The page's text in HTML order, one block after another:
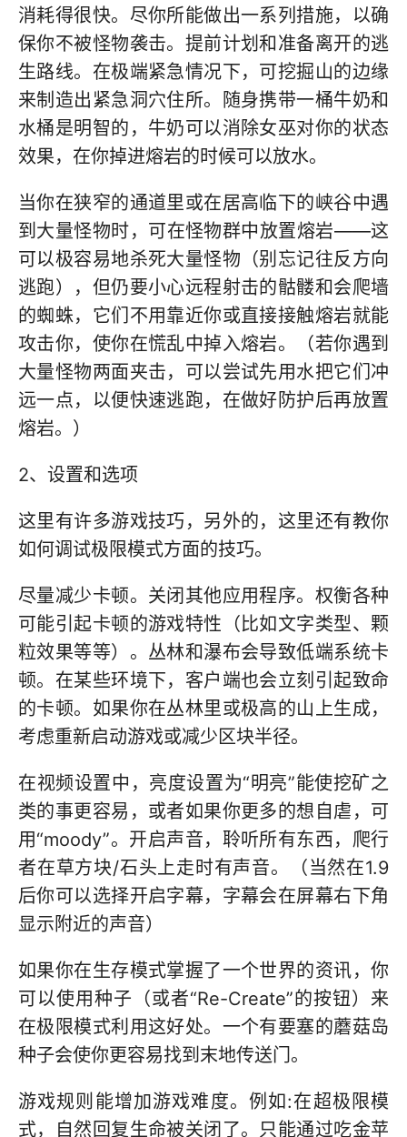
消耗得很快。尽你所能做出一系列措施，以确
保你不被怪物袭击。提前计划和准备离开的逃
生路线。在极端紧急情况下，可挖掘山的边缘
来制造出紧急洞穴住所。随身携带一桶牛奶和
水桶是明智的，牛奶可以消除女巫对你的状态
效果，在你掉进熔岩的时候可以放水。
当你在狭窄的通道里或在居高临下的峡谷中遇
到大量怪物时，可在怪物群中放置熔岩——这
可以极容易地杀死大量怪物（别忘记往反方向
逃跑），但仍要小心远程射击的骷髅和会爬墙
的蜘蛛，它们不用靠近你或直接接触熔岩就能
攻击你，使你在慌乱中掉入熔岩。（若你遇到
大量怪物两面夹击，可以尝试先用水把它们冲
远一点，以便快速逃跑，在做好防护后再放置
熔岩。）
2、设置和选项
这里有许多游戏技巧，另外的，这里还有教你
如何调试极限模式方面的技巧。
尽量减少卡顿。关闭其他应用程序。权衡各种
可能引起卡顿的游戏特性（比如文字类型、颗
粒效果等等）。丛林和瀑布会导致低端系统卡
顿。在某些环境下，客户端也会立刻引起致命
的卡顿。如果你在丛林里或极高的山上生成，
考虑重新启动游戏或减少区块半径。
在视频设置中，亮度设置为“明亮”能使挖矿之
类的事更容易，或者如果你更多的想自虐，可
用“moody”。开启声音，聆听所有东西，爬行
者在草方块/石头上走时有声音。（当然在1.9
后你可以选择开启字幕，字幕会在屏幕右下角
显示附近的声音）
如果你在生存模式掌握了一个世界的资讯，你
可以使用种子（或者“Re-Create”的按钮）来
在极限模式利用这好处。一个有要塞的蘑菇岛
种子会使你更容易找到末地传送门。
游戏规则能增加游戏难度。例如:在超极限模
式，自然回复生命被关闭了。只能通过吃金苹